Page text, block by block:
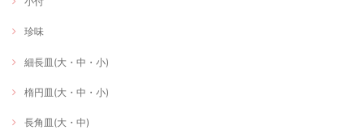
珍味
細長皿(大・中・小)
楕円皿(大・中・小)
長角皿(大・中)